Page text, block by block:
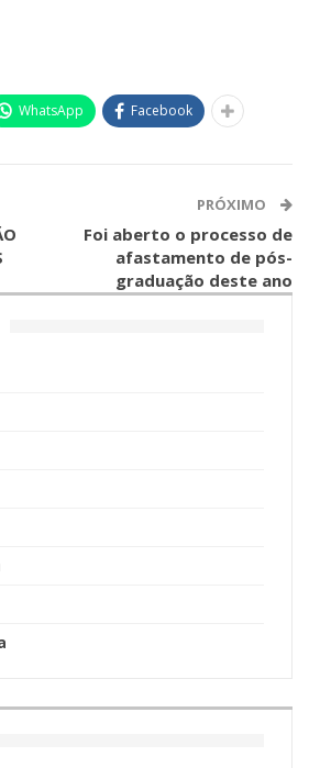
WhatsApp Facebook
PRÓXIMO
Foi aberto o processo de
afastamento de pós-
graduação deste ano